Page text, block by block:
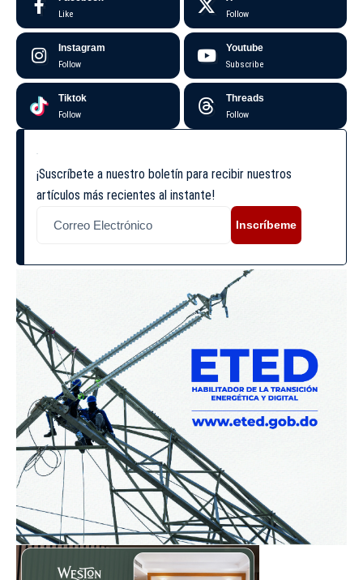
Like Follow
Instagram
Follow
Youtube
Subscribe
Tiktok
Follow
Threads
Follow
¡Suscríbete a nuestro boletín para recibir nuestros
artículos más recientes al instante!
Inscríbeme